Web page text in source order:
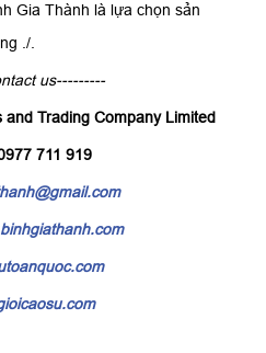
Gia Thành là lựa chọn sản
./.
us---------
and Trading Company Limited
711 919